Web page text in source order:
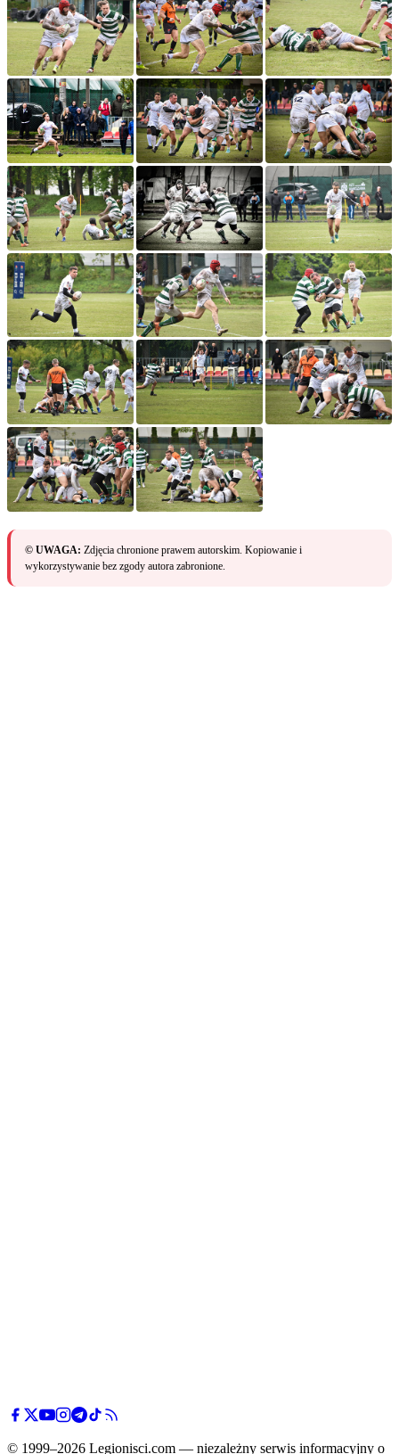
© UWAGA: Zdjęcia chronione prawem autorskim. Kopiowanie i
wykorzystywanie bez zgody autora zabronione.
© 1999–2026 Legionisci.com — niezależny serwis informacyjny o